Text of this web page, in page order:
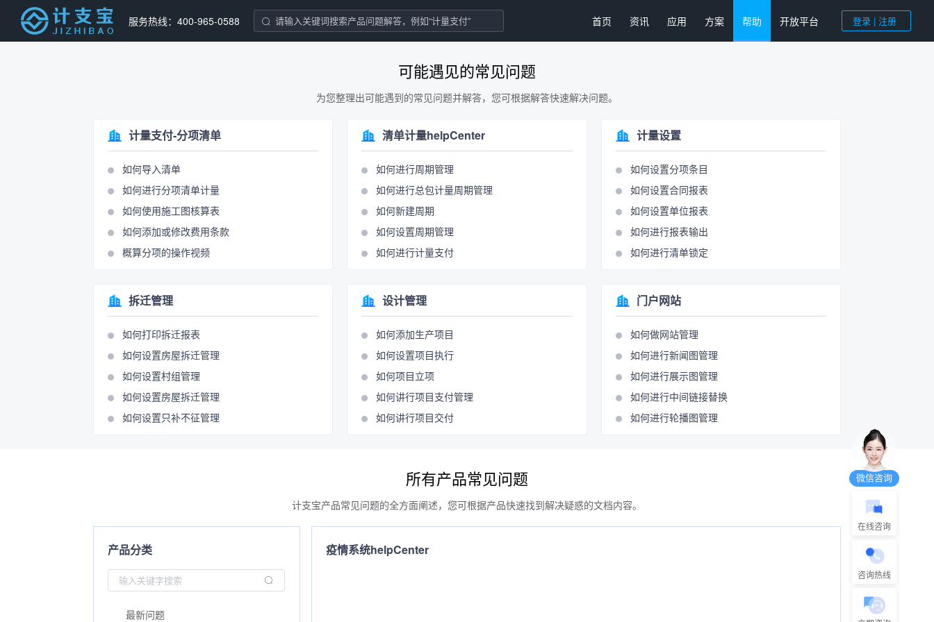
服务热线：400-965-0588 首页 资讯 应用 方案 帮助 开放平台 登录 | 注册
可能遇见的常见问题
为您整理出可能遇到的常见问题并解答，您可根据解答快速解决问题。
计量支付-分项清单
如何导入清单
如何进行分项清单计量
如何使用施工图核算表
如何添加或修改费用条款
概算分项的操作视频
清单计量helpCenter
如何进行周期管理
如何进行总包计量周期管理
如何新建周期
如何设置周期管理
如何进行计量支付
计量设置
如何设置分项条目
如何设置合同报表
如何设置单位报表
如何进行报表输出
如何进行清单锁定
拆迁管理
如何打印拆迁报表
如何设置房屋拆迁管理
如何设置村组管理
如何设置房屋拆迁管理
如何设置只补不征管理
设计管理
如何添加生产项目
如何设置项目执行
如何项目立项
如何讲行项目支付管理
如何讲行项目交付
门户网站
如何做网站管理
如何进行新闻图管理
如何进行展示图管理
如何进行中间链接替换
如何进行轮播图管理
所有产品常见问题
计支宝产品常见问题的全方面阐述，您可根据产品快速找到解决疑惑的文档内容。
产品分类
最新问题
疫情系统helpCenter
微信咨询
在线咨询
咨询热线